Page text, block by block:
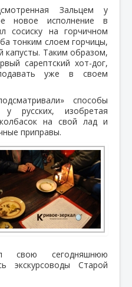
Зальцем у
новое исполнение в
сосиску на горчичном
тонким слоем горчицы,
капусты. Таким образом,
сарептский хот-дог,
уже в своем
способы
у русских, изобретая
на свой лад и
приправы.
свою сегодняшнюю
экскурсоводы Старой